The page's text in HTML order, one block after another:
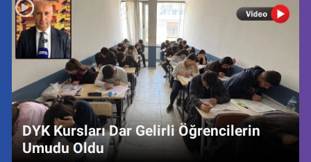
DYK Kursları Dar Gelirli Öğrencilerin
Umudu Oldu